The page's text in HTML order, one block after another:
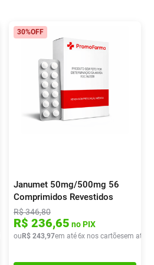
x deR$ 46,99
30%OFF
Janumet 50mg/500mg 56
Comprimidos Revestidos
R$346,80
R$ 236,65 no PIX
ou R$ 243,97em até6x nos cartõesem até